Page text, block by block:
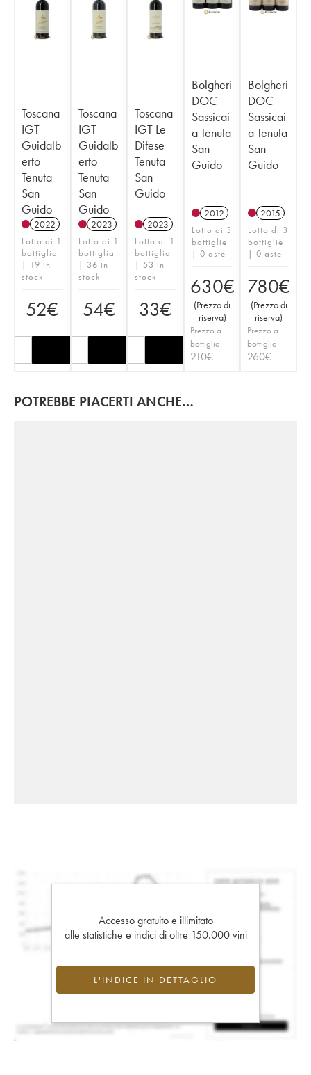
Toscana
IGT
Guidalb
erto
Tenuta
San
Guido
2022
Lotto di 1
bottiglia
| 19 in
stock
52€
Toscana
IGT
Guidalb
erto
Tenuta
San
Guido
2023
Lotto di 1
bottiglia
| 36 in
stock
54€
Toscana
IGT Le
Difese
Tenuta
San
Guido
2023
Lotto di 1
bottiglia
| 53 in
stock
33€
Bolgheri
DOC
Sassicai
a Tenuta
San
Guido
2012
Lotto di 3
bottiglie
| 0 aste
630€
(Prezzo di
riserva)
Prezzo a
bottiglia
210€
Bolgheri
DOC
Sassicai
a Tenuta
San
Guido
2015
Lotto di 3
bottiglie
| 0 aste
780€
(Prezzo di
riserva)
Prezzo a
bottiglia
260€
POTREBBE PIACERTI ANCHE…
Accesso gratuito e illimitato
alle statistiche e indici di oltre 150.000 vini
L'INDICE IN DETTAGLIO